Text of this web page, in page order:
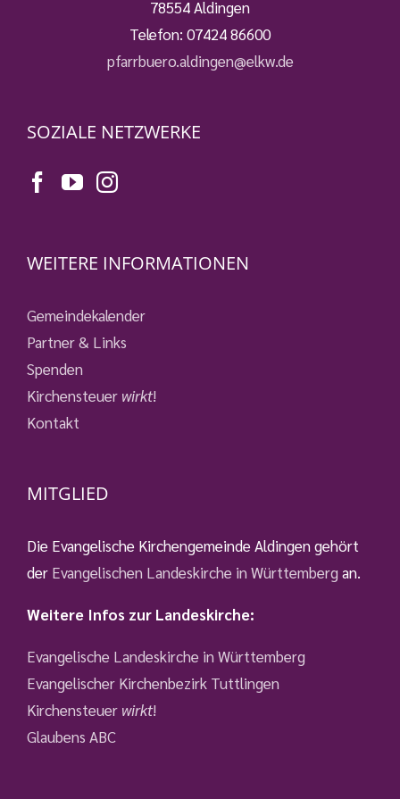
78554 Aldingen
Telefon: 07424 86600
pfarrbuero.aldingen@elkw.de
SOZIALE NETZWERKE
WEITERE INFORMATIONEN
Gemeindekalender
Partner & Links
Spenden
Kirchensteuer wirkt!
Kontakt
MITGLIED
Die Evangelische Kirchengemeinde Aldingen gehört
der Evangelischen Landeskirche in Württemberg an.
Weitere Infos zur Landeskirche:
Evangelische Landeskirche in Württemberg
Evangelischer Kirchenbezirk Tuttlingen
Kirchensteuer wirkt!
Glaubens ABC